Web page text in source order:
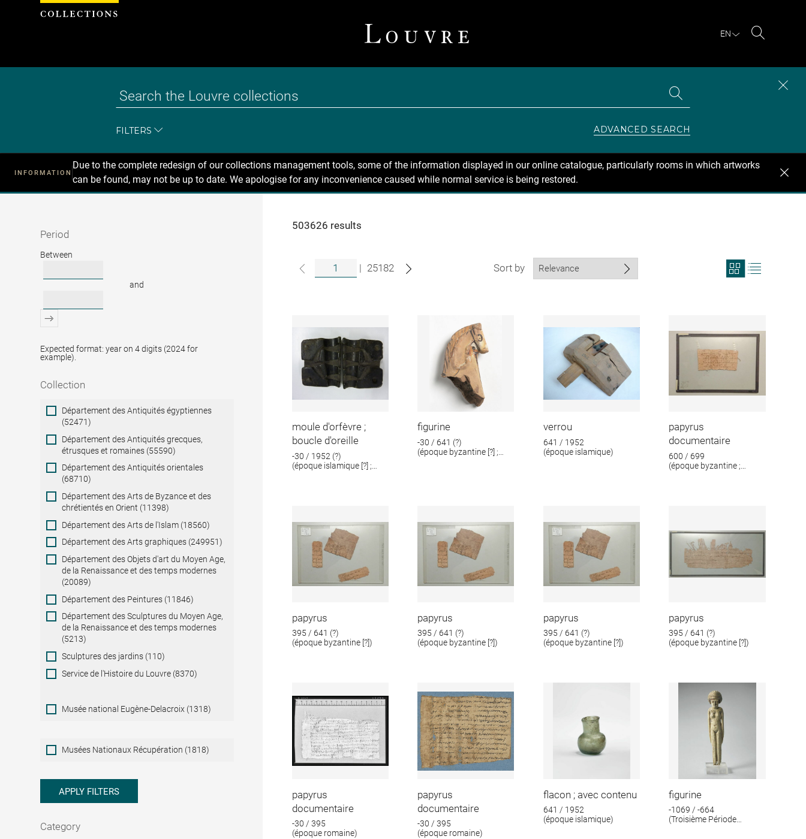
EN
FILTERS ADVANCED SEARCH
INFORMATION
Due to the complete redesign of our collections management tools, some of the information displayed in our online catalogue, particularly rooms in which artworks
can be found, may not be up to date. We apologise for any inconvenience caused while normal service is being restored.
Recherche
Period
Period
Between
and
Expected format: year on 4 digits (2024 for
example).
Collection
Collection
Département des Antiquités égyptiennes
(52471)
Département des Antiquités grecques,
étrusques et romaines (55590)
Département des Antiquités orientales
(68710)
Département des Arts de Byzance et des
chrétientés en Orient (11398)
Département des Arts de l'Islam (18560)
Département des Arts graphiques (249951)
Département des Objets d'art du Moyen Age,
de la Renaissance et des temps modernes
(20089)
Département des Peintures (11846)
Département des Sculptures du Moyen Age,
de la Renaissance et des temps modernes
(5213)
Sculptures des jardins (110)
Service de l'Histoire du Louvre (8370)
Musée national Eugène-Delacroix (1318)
Musées
Nationaux
Musées Nationaux Récupération (1818)
APPLY FILTERS
Category
503626 results
| 25182 Sort by
View
search
moule d'orfèvre ;
boucle d'oreille
-30 / 1952 (?)
(époque islamique [?] ;
figurine
-30 / 641 (?)
(époque byzantine [?] ;
verrou
641 / 1952
(époque islamique)
papyrus
documentaire
600 / 699
(époque byzantine ;
papyrus
395 / 641 (?)
(époque byzantine [?])
papyrus
395 / 641 (?)
(époque byzantine [?])
papyrus
395 / 641 (?)
(époque byzantine [?])
papyrus
395 / 641 (?)
(époque byzantine [?])
papyrus
documentaire
-30 / 395
(époque romaine)
papyrus
documentaire
-30 / 395
(époque romaine)
flacon ; avec contenu
641 / 1952
(époque islamique)
figurine
-1069 / -664
(Troisième Période
Cookies management panel